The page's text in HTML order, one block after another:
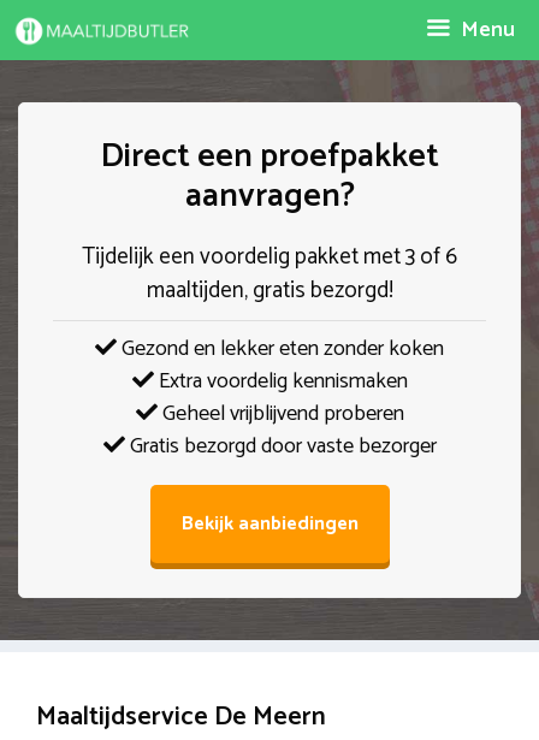
Spring
naar
Menu
Direct een proefpakket
aanvragen?
Tijdelijk een voordelig pakket met 3 of 6
maaltijden, gratis bezorgd!
Gezond en lekker eten zonder koken
Extra voordelig kennismaken
Geheel vrijblijvend proberen
Gratis bezorgd door vaste bezorger
Bekijk aanbiedingen
Maaltijdservice De Meern